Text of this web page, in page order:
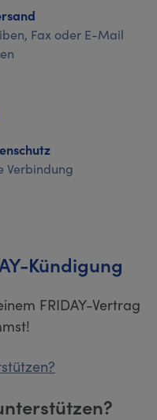
Fax oder E-Mail
Verbindung
Kündigung
FRIDAY-Vertrag